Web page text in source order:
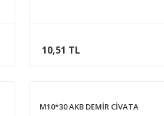
10,51 TL
M10*30 AKB DEMİR CİVATA